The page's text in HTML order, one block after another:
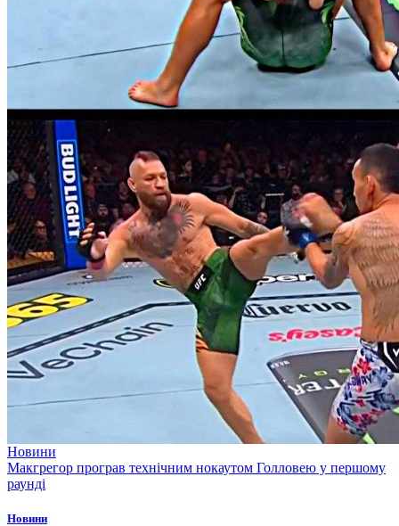
Новини
Макгрегор програв технічним нокаутом Голловею у першому
раунді
Новини